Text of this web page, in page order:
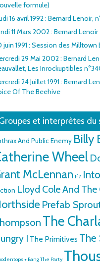
formule)
16 avril 1992 : Bernard Lenoir,
11 Mars 2002 : Bernard Lenoir
juin 1991 : Session des Milltown
29 Mai 2002 : Bernard
Les Inrockuptibles
24 Juillet 1991 : Bernard
Of The Beehive
et interprètes du
And Public Enemy Billy
Wheel
McLennan If?
Lloyd Cole And
Prefab
The
I The Primitives The
+ Bang The Party